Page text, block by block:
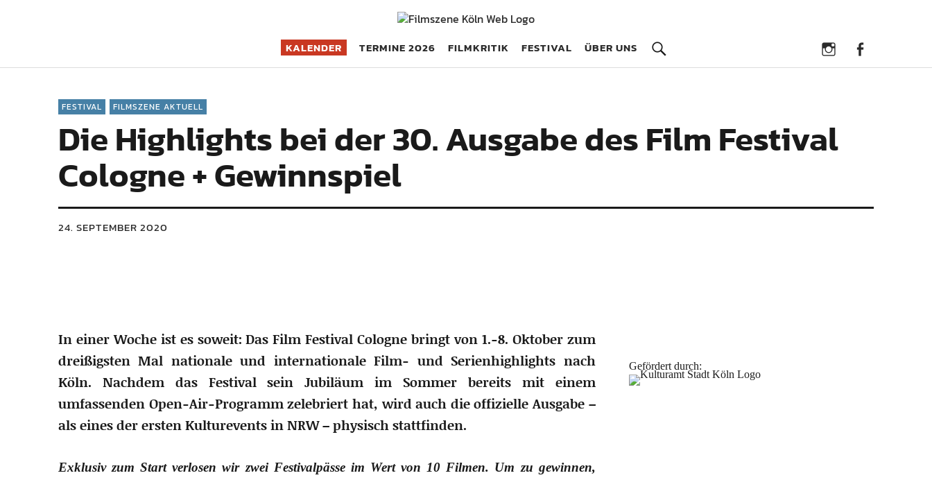
Filmszene Köln
KALENDER TERMINE 2026 FILMKRITIK FESTIVAL ÜBER UNS
FESTIVAL FILMSZENE AKTUELL
Die Highlights bei der 30. Ausgabe des Film Festival
Cologne + Gewinnspiel
24. SEPTEMBER 2020
In einer Woche ist es soweit: Das Film Festival Cologne bringt von 1.-8. Oktober zum
dreißigsten Mal nationale und internationale Film- und Serienhighlights nach
Köln. Nachdem das Festival sein Jubiläum im Sommer bereits mit einem
umfassenden Open-Air-Programm zelebriert hat, wird auch die offizielle Ausgabe –
als eines der ersten Kulturevents in NRW – physisch stattfinden.
Exklusiv zum Start verlosen wir zwei Festivalpässe im Wert von 10 Filmen. Um zu gewinnen,
Gefördert durch: